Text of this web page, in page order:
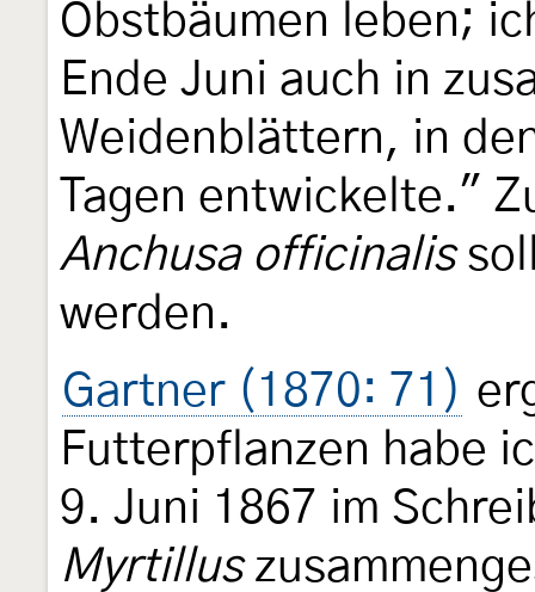
Obstbäumen leben;
Ende Juni auch in
Weidenblättern, in
Tagen entwickelte."
Anchusa officinalis
werden.
Gartner (1870: 71)
Futterpflanzen habe
9. Juni 1867 im
Myrtillus